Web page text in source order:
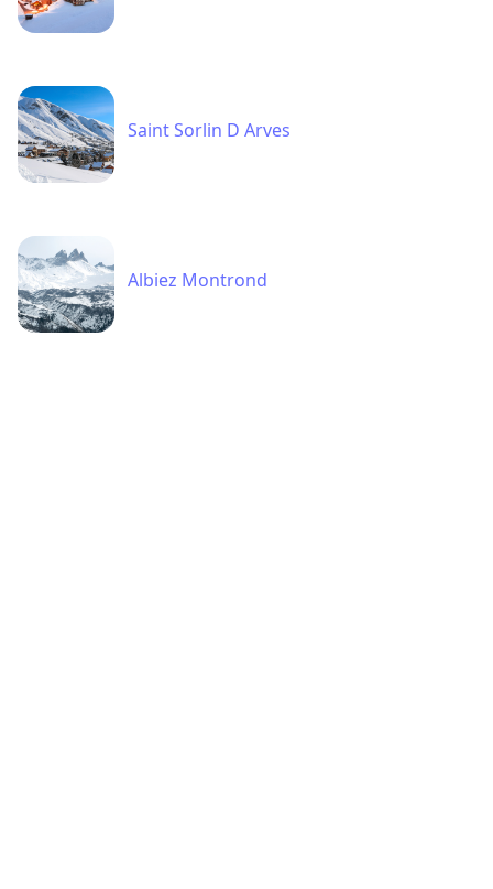
Saint Sorlin D Arves
Albiez Montrond